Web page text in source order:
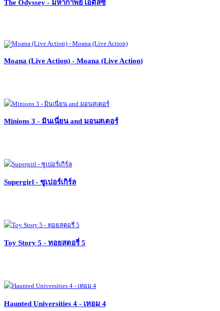
The Odyssey - มหากาพย์โอดิสซี
Moana (Live Action) - Moana (Live Action)
Minions 3 - มินเนี่ยน and มอนสเตอร์
Supergirl - ซูเปอร์เกิร์ล
Toy Story 5 - ทอยสตอรี่ 5
Haunted Universities 4 - เทอม 4